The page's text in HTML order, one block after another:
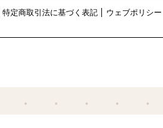
特定商取引法に基づく表記
ウェブポリシー